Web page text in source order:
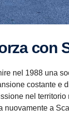
con
nel 1988 una
costante e
nel
a